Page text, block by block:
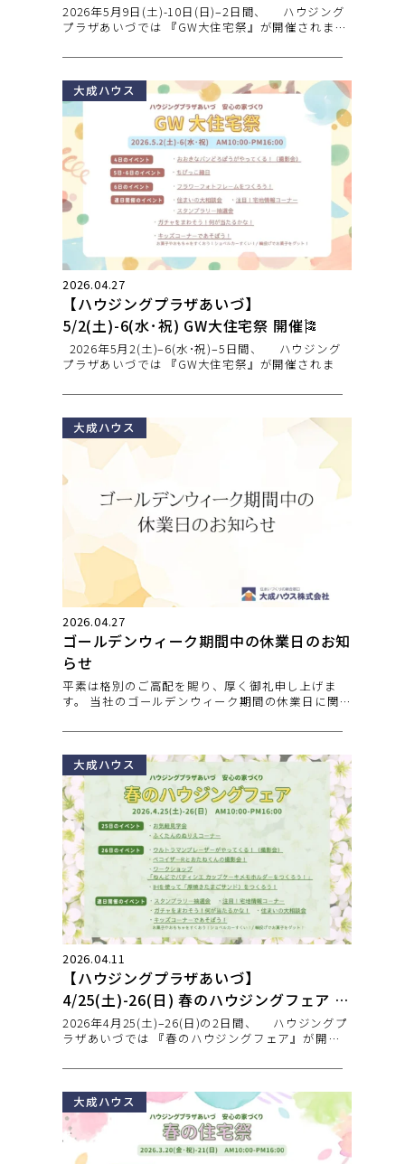
2026年5月9日(土)-10日(日)–2日間、 ハウジング
プラザあいづでは 『GW大住宅祭』が開催されま
大成ハウス
2026.04.27
【ハウジングプラザあいづ】
5/2(土)-6(水･祝) GW大住宅祭 開催🎏
2026年5月2(土)–6(水･祝)–5日間、 ハウジング
プラザあいづでは 『GW大住宅祭』が開催されま
大成ハウス
2026.04.27
ゴールデンウィーク期間中の休業日のお知
らせ
平素は格別のご高配を賜り、厚く御礼申し上げま
す。 当社のゴールデンウィーク期間の休業日に関
大成ハウス
2026.04.11
【ハウジングプラザあいづ】
4/25(土)-26(日) 春のハウジングフェア 開
催🌷
2026年4月25(土)–26(日)の2日間、 ハウジングプ
ラザあいづでは 『春のハウジングフェア』が開催
大成ハウス